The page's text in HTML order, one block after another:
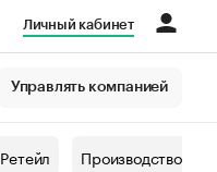
Личный кабинет
Управлять компанией
Ретейл Производство